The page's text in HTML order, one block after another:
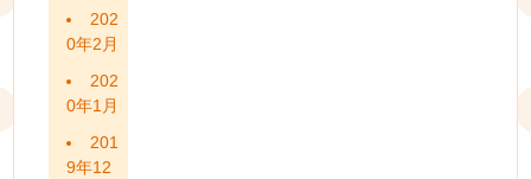
202
0年2月
202
0年1月
201
9年12